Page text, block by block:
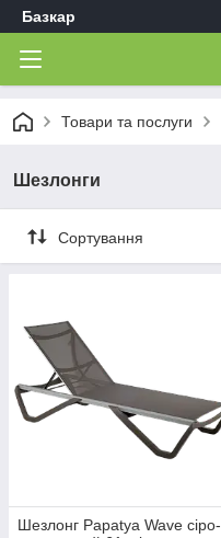
Базкар
Товари та послуги
Шезлонги
Сортування
Шезлонг Papatya Wave сіро-